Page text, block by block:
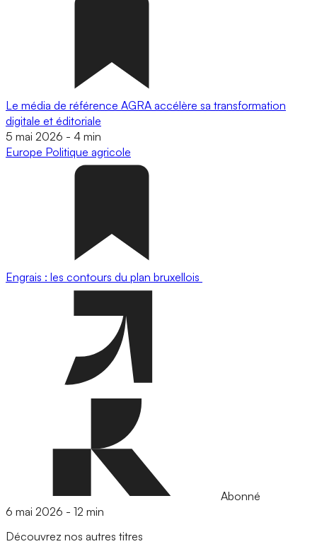
Le média de référence AGRA accélère sa transformation
digitale et éditoriale
5 mai 2026 - 4 min
Europe Politique agricole
Engrais : les contours du plan bruxellois
Abonné
6 mai 2026 - 12 min
Découvrez nos autres titres